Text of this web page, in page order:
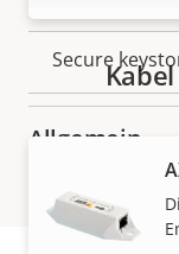
Secure
Allgemein
Remote-Fokus